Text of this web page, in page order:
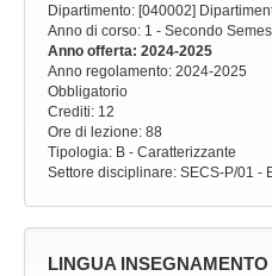
Dipartimento: [040002]
Anno di corso: 1 - Secondo
Anno offerta: 2024-2025
Anno regolamento: 2024-2025
Obbligatorio
Crediti: 12
Ore di lezione: 88
Tipologia: B - Caratterizzante
Settore disciplinare: SECS-P/01 -
LINGUA INSEGNAMENTO